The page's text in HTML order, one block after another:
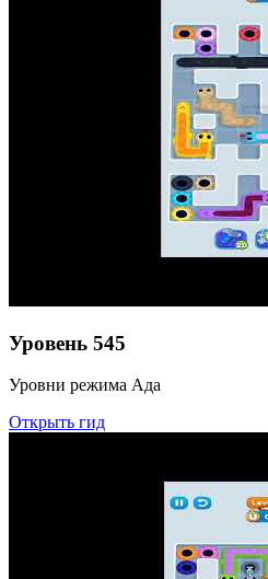
Уровень 545
Уровни режима Ада
Открыть гид